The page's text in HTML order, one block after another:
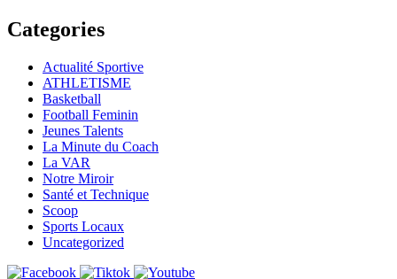
Categories
Actualité Sportive
ATHLETISME
Basketball
Football Feminin
Jeunes Talents
La Minute du Coach
La VAR
Notre Miroir
Santé et Technique
Scoop
Sports Locaux
Uncategorized